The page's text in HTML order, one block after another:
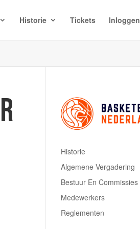
Historie Tickets Inloggen
Historie
Algemene Vergadering
Bestuur En Commissies
Medewerkers
Reglementen